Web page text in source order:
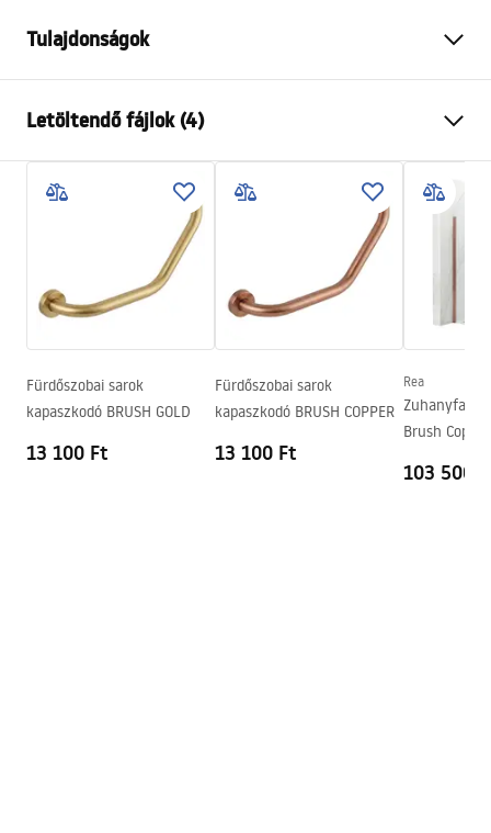
Tulajdonságok
Anyag
Csaptelep típusa
Egykaros
Felszerelés
Külső
Max. magasság
1145mm
Nyomásszabályozás
Igen
Anti-Calc rendszer
Igen
Bevonási technológia
PVD
Letöltendő fájlok (4)
Biztonsági információk
Safety_Information_Shower_set.pdf
Garanciális feltételek
Warranty_Terms_and_Conditions_Faucets_-_5.pdf
Összeszerelési útmutató
shower_set.pdf
Fürdőszobai sarok
kapaszkodó BRUSH GOLD
13 100 Ft
Fürdőszobai sarok
kapaszkodó BRUSH COPPER
13 100 Ft
Rea
Zuhanyfal
Brush
103 500